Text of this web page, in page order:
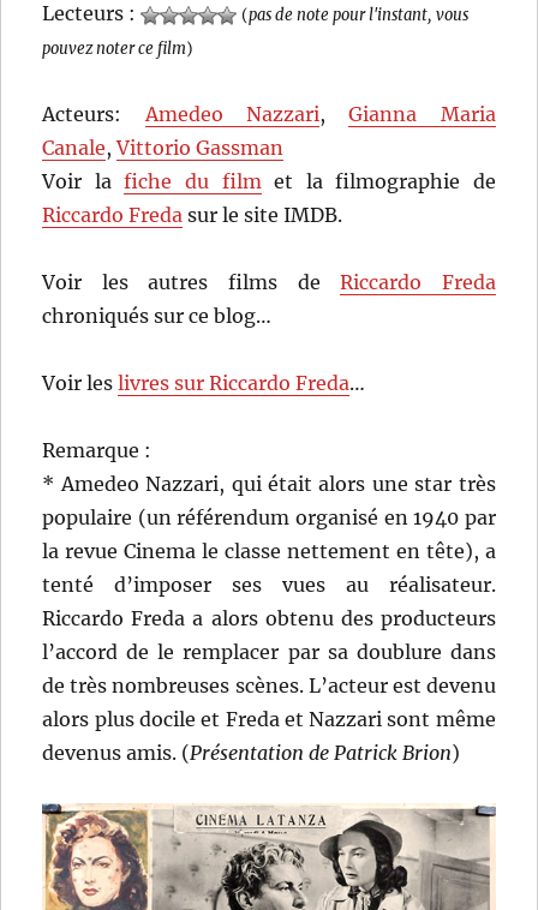
Lecteurs : (pas de note pour l'instant, vous
pouvez noter ce film)
Acteurs:Amedeo Nazzari,Gianna Maria
Canale,Vittorio Gassman
Voir lafiche du filmet la filmographie de
Riccardo Freda sur le site IMDB.
Voir les autres films deRiccardo Freda
chroniqués sur ce blog…
Voir leslivres sur Riccardo Freda…
Remarque :
* Amedeo Nazzari, qui était alors une star très
populaire (un référendum organisé en 1940 par
la revue Cinema le classe nettement en tête), a
tenté d’imposer ses vues au réalisateur.
Riccardo Freda a alors obtenu des producteurs
l’accord de le remplacer par sa doublure dans
de très nombreuses scènes. L’acteur est devenu
alors plus docile et Freda et Nazzari sont même
devenus amis. (Présentation de Patrick Brion)